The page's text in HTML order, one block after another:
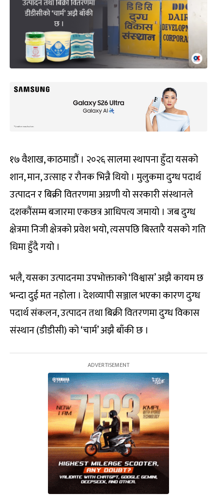
१७ वैशाख, काठमाडौं । २०२६ सालमा स्थापना हुँदा यसको
शान, मान, उत्साह र रौनक भिन्नै थियो । मुलुकमा दुग्ध पदार्थ
उत्पादन र बिक्री वितरणमा अग्रणी यो सरकारी संस्थानले
दशकौंसम्म बजारमा एकछत्र आधिपत्य जमायो । जब दुग्ध
क्षेत्रमा निजी क्षेत्रको प्रवेश भयो, त्यसपछि बिस्तारै यसको गति
धिमा हुँदै गयो ।
भलै, यसका उत्पादनमा उपभोक्ताको ‘विश्वास’ अझै कायम छ
भन्दा दुई मत नहोला । देशव्यापी सञ्जाल भएका कारण दुग्ध
पदार्थ संकलन, उत्पादन तथा बिक्री वितरणमा दुग्ध विकास
संस्थान (डीडीसी) को ‘चार्म’ अझै बाँकी छ ।